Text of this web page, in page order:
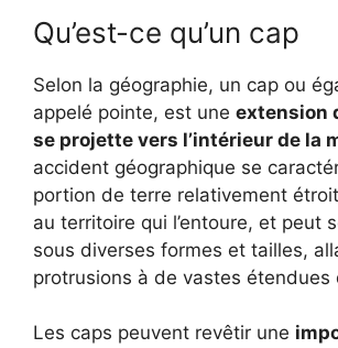
Qu’est-ce qu’un cap
Selon la géographie, un cap ou
appelé pointe, est une extension
se projette vers l’intérieur de la
accident géographique se
portion de terre relativement
au territoire qui l’entoure, et peut
sous diverses formes et tailles,
protrusions à de vastes étendues
Les caps peuvent revêtir une